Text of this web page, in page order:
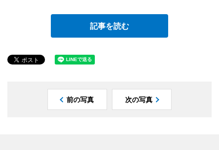
記事を読む
前の写真 次の写真